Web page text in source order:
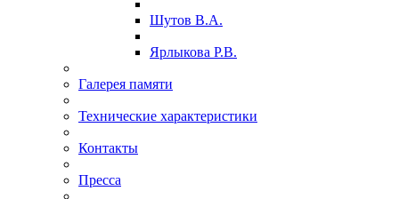
Шутов В.А.
Ярлыкова Р.В.
Галерея памяти
Технические характеристики
Контакты
Пресса